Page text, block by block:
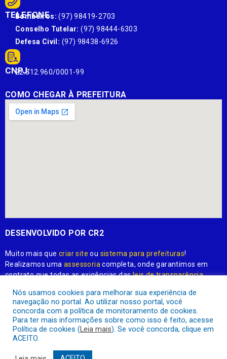
TELEFONE
Bombeiros: (97) 98419-2703
Conselho Tutelar: (97) 98444-6303
Defesa Civil: (97) 98438-6926
CNPJ:
22.812.960/0001-99
COMO CHEGAR À PREFEITURA
DESENVOLVIDO POR CR2
Muito mais quecriar site ou sistema para prefeituras!
Realizamos umaassessoria completa, onde garantimos em
contrato que todas as exigências dasleis de transparência
Conheça oPNTP e oRadar da Transparência Pública
Todos os direitos reservados a
Nós usamos cookies para melhorar sua experiência de
navegação no portal. Ao utilizar nosso portal, você
concorda com a política de monitoramento de cookies.
Para ter mais informações sobre como isso é feito, acesse
Política de cookies (Leia mais). Se você concorda, clique em
ACEITO.